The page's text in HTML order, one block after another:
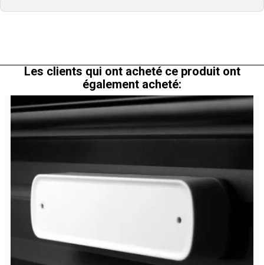
Les clients qui ont acheté ce produit ont
également acheté: